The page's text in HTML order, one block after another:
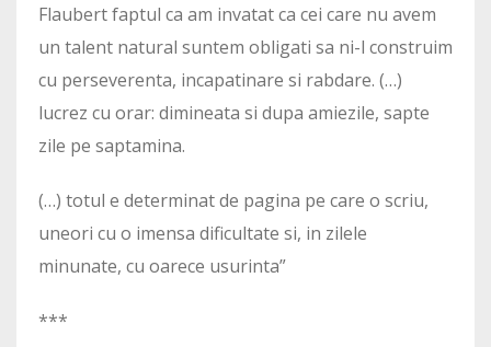
Flaubert faptul ca am invatat ca cei care nu avem
un talent natural suntem obligati sa ni-l construim
cu perseverenta, incapatinare si rabdare. (…)
lucrez cu orar: dimineata si dupa amiezile, sapte
zile pe saptamina.
(…) totul e determinat de pagina pe care o scriu,
uneori cu o imensa dificultate si, in zilele
minunate, cu oarece usurinta”
***